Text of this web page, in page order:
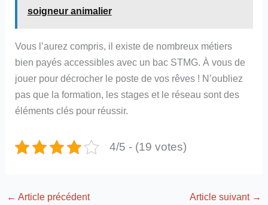
soigneur animalier
Vous l’aurez compris, il existe de nombreux métiers
bien payés accessibles avec un bac STMG. À vous de
jouer pour décrocher le poste de vos rêves ! N’oubliez
pas que la formation, les stages et le réseau sont des
éléments clés pour réussir.
4/5 - (19 votes)
← Article précédent Article suivant →